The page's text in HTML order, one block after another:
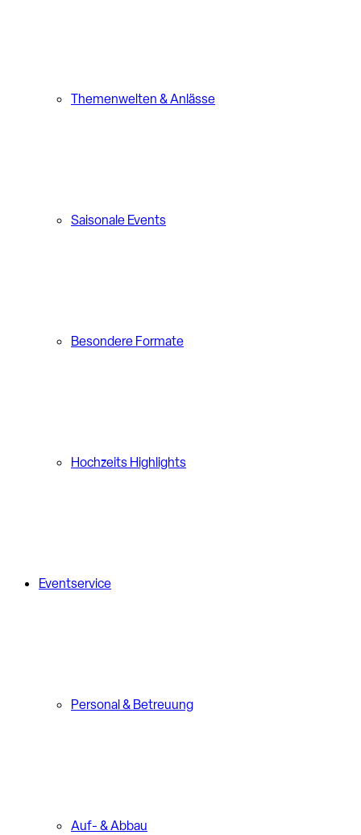
Themenwelten & Anlässe
Saisonale Events
Besondere Formate
Hochzeits Highlights
Eventservice
Personal & Betreuung
Auf- & Abbau